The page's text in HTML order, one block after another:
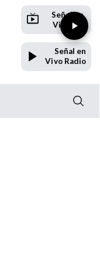
Señal en
Vivo TV
Señal en
Vivo Radio